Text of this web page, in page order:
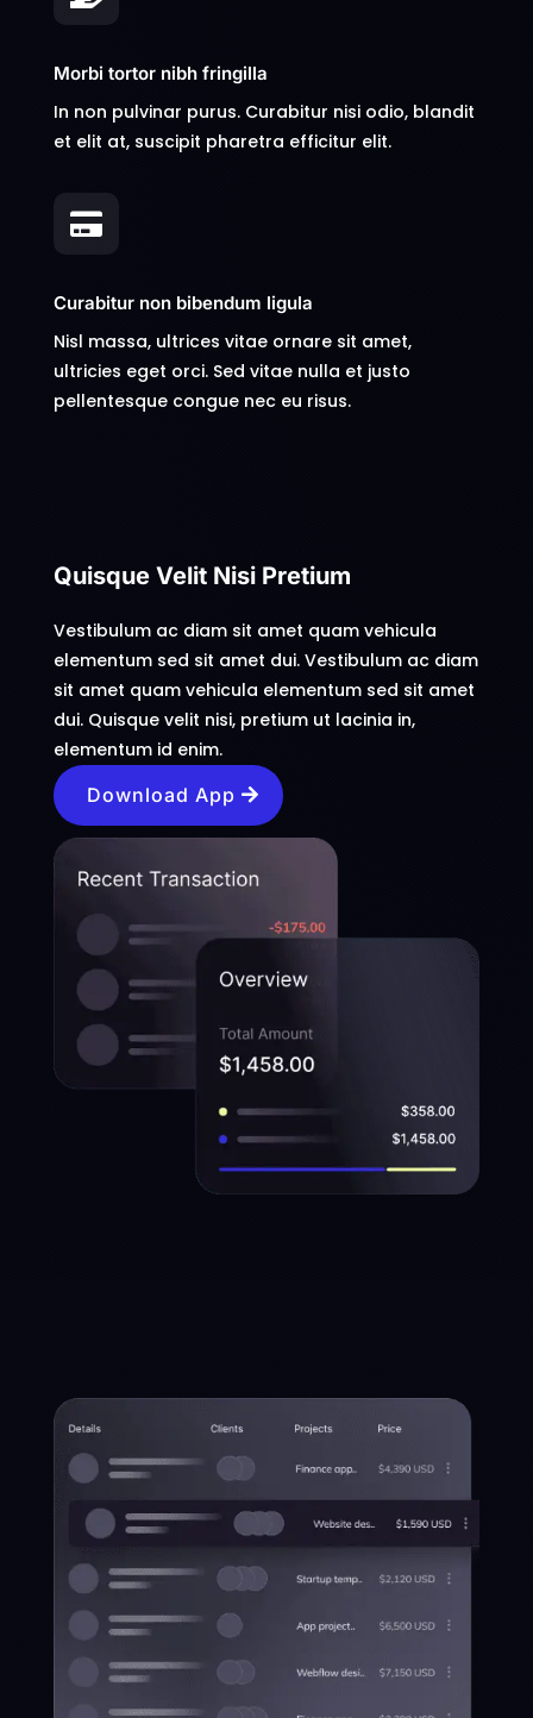
Morbi tortor nibh fringilla
In non pulvinar purus. Curabitur nisi odio, blandit
et elit at, suscipit pharetra efficitur elit.

Curabitur non bibendum ligula
Nisl massa, ultrices vitae ornare sit amet,
ultricies eget orci. Sed vitae nulla et justo
pellentesque congue nec eu risus.
Quisque Velit Nisi Pretium
Vestibulum ac diam sit amet quam vehicula
elementum sed sit amet dui. Vestibulum ac diam
sit amet quam vehicula elementum sed sit amet
dui. Quisque velit nisi, pretium ut lacinia in,
elementum id enim.
Download App